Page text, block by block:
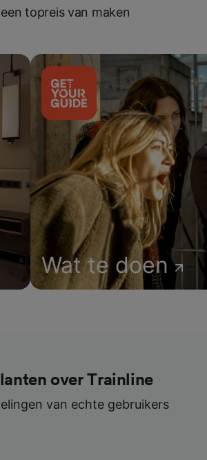
topreis van maken
Wat te doen
over Trainline
van echte gebruikers